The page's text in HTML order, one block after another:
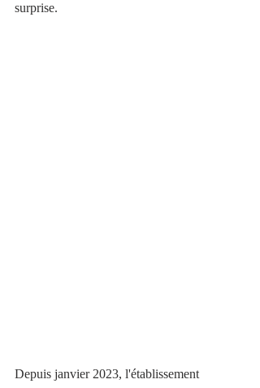
surprise.
Depuis janvier 2023, l'établissement